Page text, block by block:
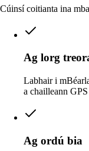
Cúinsí coitianta ina
Ag lorg
Labhair i
a chailleann
Ag ordú bia